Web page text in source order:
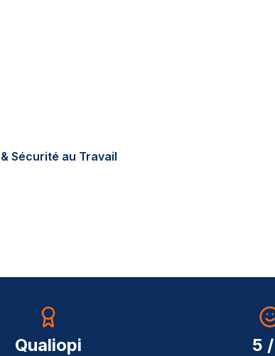
Sécurité au Travail
Qualiopi 5